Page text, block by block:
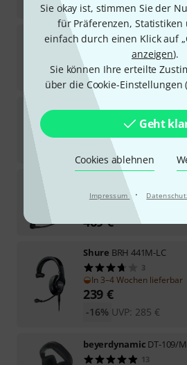
Sie okay ist, stimmen Sie der
für Präferenzen,
einfach durch einen Klick auf
anzeigen).
Sie können Ihre erteilte
über die Cookie-Einstellungen (
Geht
Cookies ablehnen
Impressum ·
UVP:188,02 €
-31%
Riedel TAC-E1L XLR4F
2
Sofort lieferbar
345 €
HollylandSolidcom C1
1
Sofort lieferbar
€
Pro-D1 XLR4F
Sofort lieferbar
469€
Shure BRH 441M-LC
3
In 3–4 Wochen lieferbar
239 €
UVP: 285 €
-16%
beyerdynamic DT-109/
13